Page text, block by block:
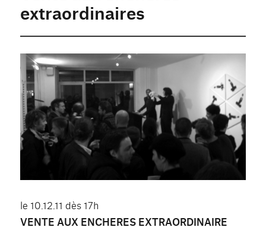
extraordinaires
le 10.12.11 dès 17h
VENTE AUX ENCHERES EXTRAORDINAIRE